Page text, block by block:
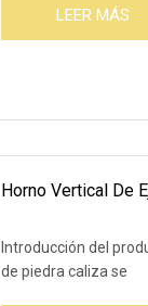
LEER MÁS
Horno Vertical De
Introducción del
de piedra caliza se